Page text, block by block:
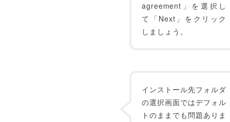
agreement」を選択し
て「Next」をクリック
しましょう。
インストール先フォルダ
の選択画面ではデフォル
トのままでも問題ありま